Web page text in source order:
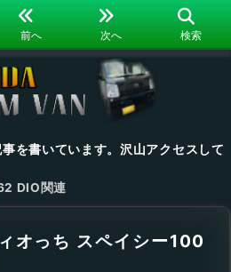
前へ 次へ 検索
を書いています。沢山アクセスして
DIO関連
オっち スペイシー100